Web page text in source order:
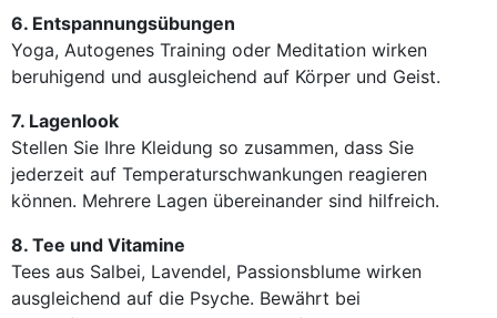
6. Entspannungsübungen
Yoga, Autogenes Training oder Meditation wirken
beruhigend und ausgleichend auf Körper und Geist.
7. Lagenlook
Stellen Sie Ihre Kleidung so zusammen, dass Sie
jederzeit auf Temperaturschwankungen reagieren
können. Mehrere Lagen übereinander sind hilfreich.
8. Tee und Vitamine
Tees aus Salbei, Lavendel, Passionsblume wirken
ausgleichend auf die Psyche. Bewährt bei